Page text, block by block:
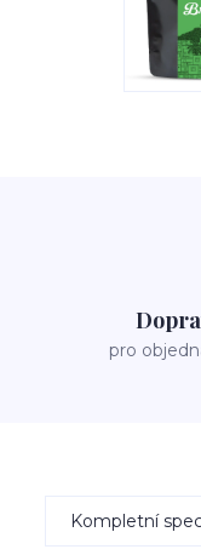
pro
Kompletní